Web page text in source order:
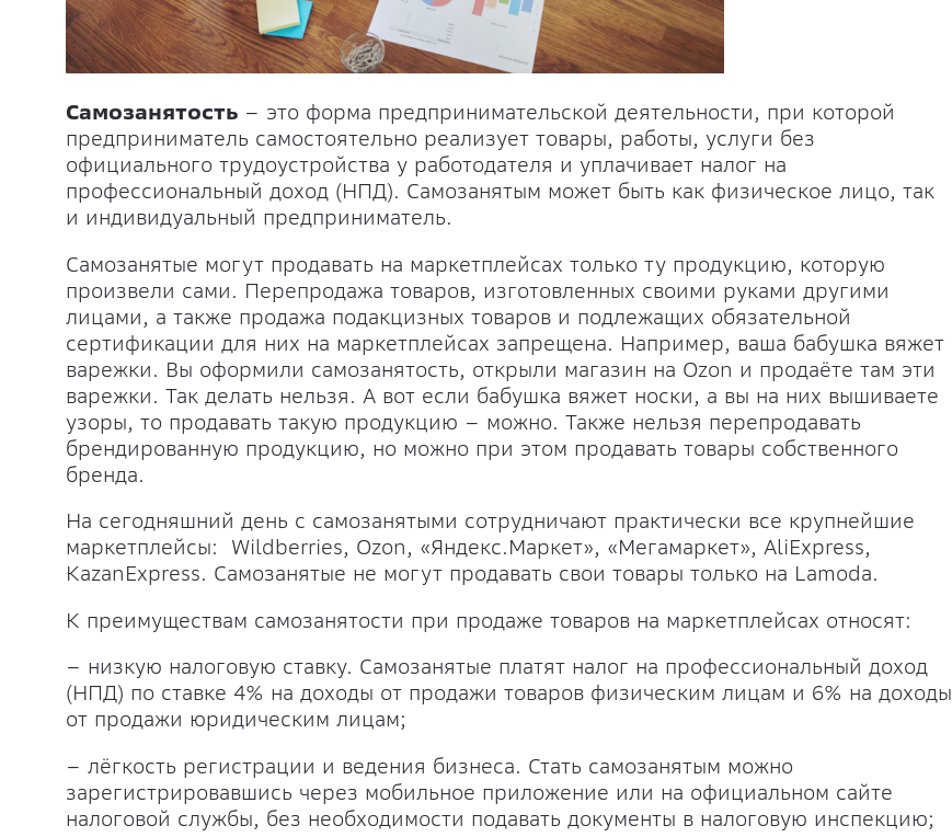
Самозанятость – это форма предпринимательской деятельности, при которой
предприниматель самостоятельно реализует товары, работы, услуги без
официального трудоустройства у работодателя и уплачивает налог на
профессиональный доход (НПД). Самозанятым может быть как физическое лицо, так
и индивидуальный предприниматель.
Самозанятые могут продавать на маркетплейсах только ту продукцию, которую
произвели сами. Перепродажа товаров, изготовленных своими руками другими
лицами, а также продажа подакцизных товаров и подлежащих обязательной
сертификации для них на маркетплейсах запрещена. Например, ваша бабушка вяжет
варежки. Вы оформили самозанятость, открыли магазин на Ozon и продаёте там эти
варежки. Так делать нельзя. А вот если бабушка вяжет носки, а вы на них вышиваете
узоры, то продавать такую продукцию – можно. Также нельзя перепродавать
брендированную продукцию, но можно при этом продавать товары собственного
бренда.
На сегодняшний день с самозанятыми сотрудничают практически все крупнейшие
маркетплейсы: Wildberries, Ozon, «Яндекс.Маркет», «Мегамаркет», AliExpress,
KazanExpress. Самозанятые не могут продавать свои товары только на Lamoda.
К преимуществам самозанятости при продаже товаров на маркетплейсах относят:
– низкую налоговую ставку. Самозанятые платят налог на профессиональный доход
(НПД) по ставке 4% на доходы от продажи товаров физическим лицам и 6% на доходы
от продажи юридическим лицам;
– лёгкость регистрации и ведения бизнеса. Стать самозанятым можно
зарегистрировавшись через мобильное приложение или на официальном сайте
налоговой службы, без необходимости подавать документы в налоговую инспекцию;